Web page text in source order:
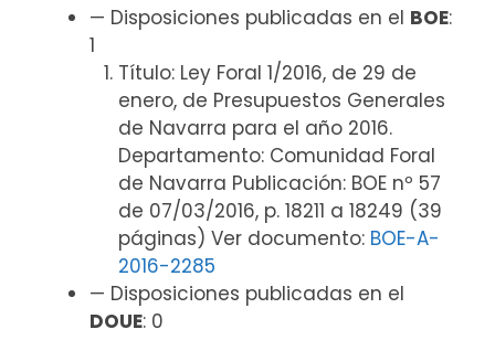
— Disposiciones publicadas en el BOE:
1
Título: Ley Foral 1/2016, de 29 de
enero, de Presupuestos Generales
de Navarra para el año 2016.
Departamento: Comunidad Foral
de Navarra Publicación: BOE nº 57
de 07/03/2016, p. 18211 a 18249 (39
páginas) Ver documento: BOE-A-
2016-2285
— Disposiciones publicadas en el
DOUE: 0